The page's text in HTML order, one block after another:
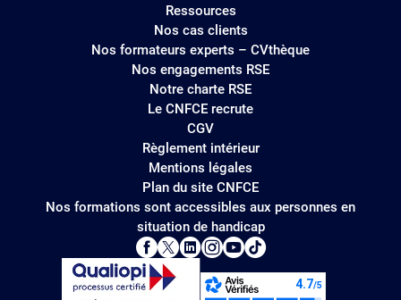
Ressources
Nos cas clients
Nos formateurs experts – CVthèque
Nos engagements RSE
Notre charte RSE
Le CNFCE recrute
CGV
Règlement intérieur
Mentions légales
Plan du site CNFCE
Nos formations sont accessibles aux personnes en
situation de handicap